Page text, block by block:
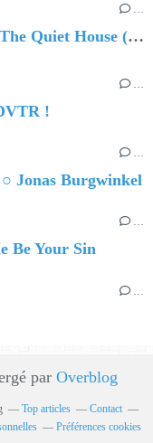
…
🔵 Classic, Live : Kenzo Zurzolo • The Quiet House (Live at Funkhaus)
!
…
Jonas Burgwinkel
…
Be Your Sin
par Overblog
Top articles
Contact
Préférences cookies